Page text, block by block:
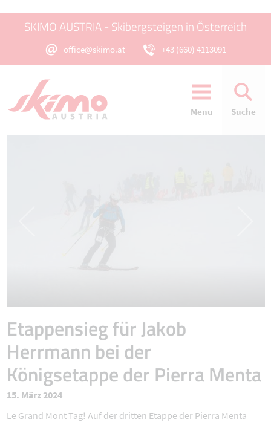
SKIMO AUSTRIA - Skibergsteigen in Österreich
office@skimo.at +43 (660) 4113091
Menu Suche
Etappensieg für Jakob
Herrmann bei der
Königsetappe der Pierra Menta
15. März 2024
Le Grand Mont Tag! Auf der dritten Etappe der Pierra Menta